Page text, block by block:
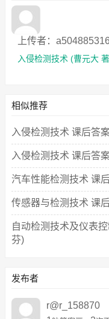
上传者：a504885316
入侵检测技术 (曹元大
相似推荐
入侵检测技术 课后答
入侵检测技术 课后答
汽车性能检测技术 课
传感器与检测技术 课
自动检测技术及仪表
芬)
发布者
r@r_158870